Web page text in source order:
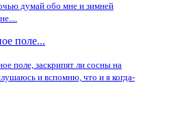
думай обо мне и зимней
поле...
поле, заскрипят ли сосны на
и вспомню, что и я когда-